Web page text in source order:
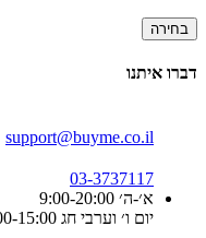
בחירה
דברו איתנו
support@buyme.co.il
03-3737117
א׳-ה׳ 9:00-20:00
יום ו׳ וערבי חג 9:00-15:00